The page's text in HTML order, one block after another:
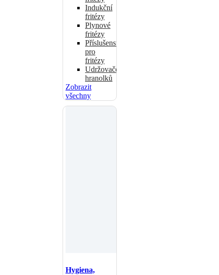
Indukční
fritézy
Plynové
fritézy
Příslušenství
pro
fritézy
Udržovače
hranolků
Zobrazit
všechny
Hygiena,